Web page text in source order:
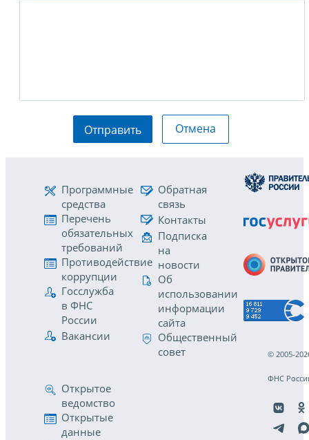
Отправить Отмена
Программные
средства
Перечень
обязательных
требований
Противодействие
коррупции
Госслужба
в ФНС
России
Вакансии
Обратная
связь
Контакты
Подписка
на
новости
Об
использовании
информации
сайта
Общественный
совет
Открытое
ведомство
Открытые
данные
© 2005-
ФНС